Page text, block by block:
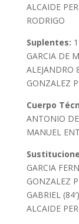
ALCAIDE
RODRIGO
Suplentes:
GARCIA DE
ALEJANDRO
GONZALEZ
Cuerpo
ANTONIO
MANUEL
GARCIA
GONZALEZ
GABRIEL
ALCAIDE